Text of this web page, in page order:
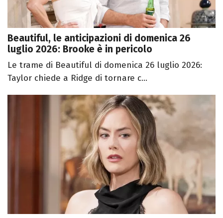
Beautiful, le anticipazioni di domenica 26
luglio 2026: Brooke è in pericolo
Le trame di Beautiful di domenica 26 luglio 2026:
Taylor chiede a Ridge di tornare c...